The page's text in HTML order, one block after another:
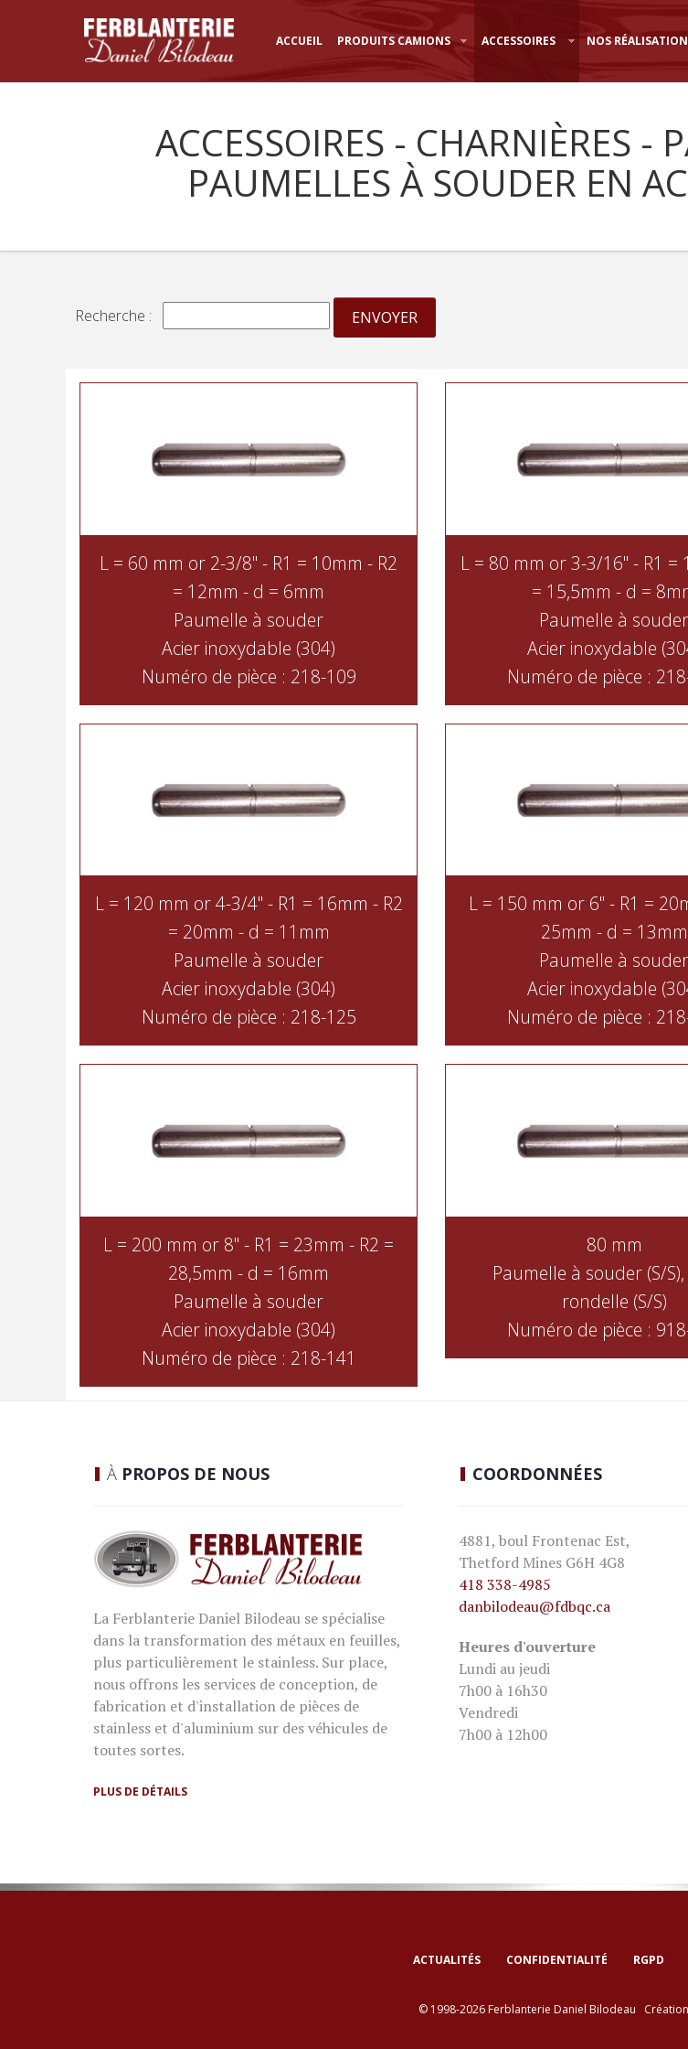
ACCUEIL PRODUITS CAMIONS ACCESSOIRES NOS
ACCESSOIRES - CHARNIÈRES -
PAUMELLES À SOUDER EN
Recherche :
L = 60 mm or 2-3/8" - R1 = 10mm - R2
= 12mm - d = 6mm
Paumelle à souder
Acier inoxydable (304)
Numéro de pièce : 218-109
L = 80 mm or 3-3/16" - R1 =
= 15,5mm - d =
Paumelle à souder
Acier inoxydable
Numéro de pièce :
L = 120 mm or 4-3/4" - R1 = 16mm - R2
= 20mm - d = 11mm
Paumelle à souder
Acier inoxydable (304)
Numéro de pièce : 218-125
L = 150 mm or 6" - R1 =
25mm - d = 13mm
Paumelle à souder
Acier inoxydable
Numéro de pièce :
L = 200 mm or 8" - R1 = 23mm - R2 =
28,5mm - d = 16mm
Paumelle à souder
Acier inoxydable (304)
Numéro de pièce : 218-141
80 mm
Paumelle à souder (S/
rondelle (S/S)
Numéro de pièce :
À PROPOS DE NOUS
La Ferblanterie Daniel Bilodeau se spécialise
dans la transformation des métaux en feuilles,
plus particulièrement le stainless. Sur place,
nous offrons les services de conception, de
fabrication et d'installation de pièces de
stainless et d'aluminium sur des véhicules de
toutes sortes.
PLUS DE DÉTAILS
COORDONNÉES
4881, boul Frontenac Est,
Thetford Mines G6H 4G8
418 338-4985
danbilodeau@fdbqc.ca
Heures d'ouverture
Lundi au jeudi
7h00 à 16h30
Vendredi
7h00 à 12h00
ACTUALITÉS CONFIDENTIALITÉ RGPD
© 1998-2026 Ferblanterie Daniel Bilodeau